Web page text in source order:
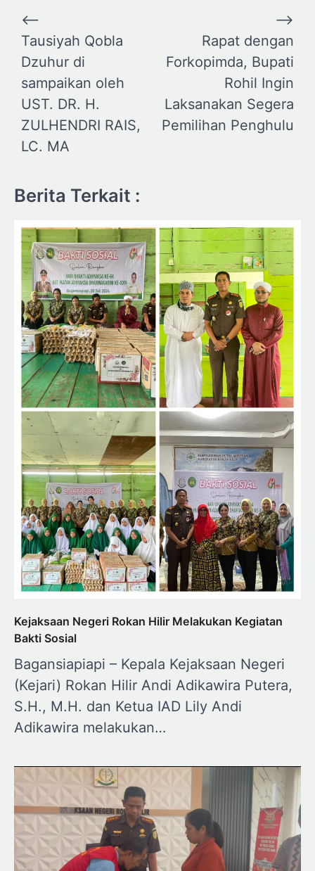
Navigasi
pos
⟵
Tausiyah Qobla
Dzuhur di
sampaikan oleh
UST. DR. H.
ZULHENDRI RAIS,
LC. MA
Rapat dengan
Forkopimda, Bupati
Rohil Ingin
Laksanakan Segera
Pemilihan Penghulu
⟶
Berita Terkait :
Kejaksaan Negeri Rokan Hilir Melakukan Kegiatan
Bakti Sosial
Bagansiapiapi – Kepala Kejaksaan Negeri
(Kejari) Rokan Hilir Andi Adikawira Putera,
S.H., M.H. dan Ketua IAD Lily Andi
Adikawira melakukan…